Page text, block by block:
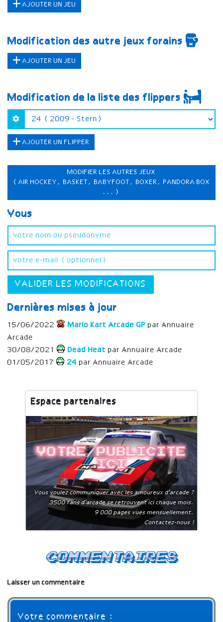
AJOUTER UN JEU
Modification des autre jeux forains
AJOUTER UN JEU
Modification de la liste des flippers
AJOUTER UN FLIPPER
MODIFIER LES AUTRES JEUX
(AIR HOCKEY, BASKET, BABYFOOT, BOXER, PANDORA BOX
...)
Vous
VALIDER LES MODIFICATIONS
Dernières mises à jour
15/06/2022 Mario Kart Arcade GP par Annuaire
Arcade
30/08/2021
Dead Heat par Annuaire Arcade
01/05/2017
24 par Annuaire Arcade
Espace partenaires
Votre publicite
ici
Vous voulez communiquer avec les amoureux d'arcade ?
3500 fans d'arcade se retrouvent ici chaque mois.
9 000 pages vues mensuellement.
Contactez-nous !
Commentaires
Laisser un commentaire